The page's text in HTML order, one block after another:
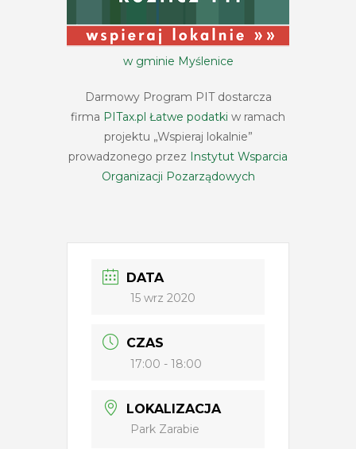
w gminie Myślenice
Darmowy Program PIT dostarcza
firma PITax.pl Łatwe podatki w ramach
projektu „Wspieraj lokalnie”
prowadzonego przez Instytut Wsparcia
Organizacji Pozarządowych
DATA
15 wrz 2020
CZAS
17:00 - 18:00
LOKALIZACJA
Park Zarabie